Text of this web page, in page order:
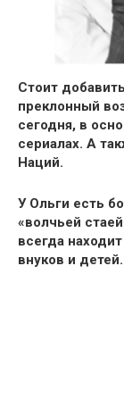
Стоит
преклонный
сегодня, в
сериалах. А
Наций.
У Ольги есть
«волчьей
всегда
внуков и детей.